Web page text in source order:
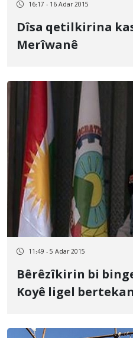
16:17 - 16 Adar 2015
Dîsa qetilkirina
Merîwanê
11:49 - 5 Adar 2015
Bêrêzîkirin bi
Koyê ligel